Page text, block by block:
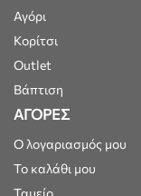
Αγόρι
Κορίτσι
Outlet
Βάπτιση
ΑΓΟΡΕΣ
Ο λογαριασμός μου
Το καλάθι μου
Ταμείο